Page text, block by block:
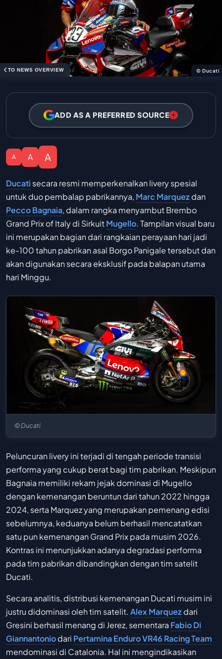
TO NEWS OVERVIEW © Ducati
ADD AS A PREFERRED SOURCE
A A A
Ducati secara resmi memperkenalkan livery spesial
untuk duo pembalap pabrikannya, Marc Marquezdan
Pecco Bagnaia, dalam rangka menyambut Brembo
Grand Prix of Italy di SirkuitMugello. Tampilan visual baru
ini merupakan bagian dari rangkaian perayaan hari jadi
ke-100 tahun pabrikan asal Borgo Panigale tersebut dan
akan digunakan secara eksklusif pada balapan utama
hari Minggu.
© Ducati
Peluncuran livery ini terjadi di tengah periode transisi
performa yang cukup berat bagi tim pabrikan. Meskipun
Bagnaia memiliki rekam jejak dominasi di Mugello
dengan kemenangan beruntun dari tahun 2022 hingga
2024, serta Marquez yang merupakan pemenang edisi
sebelumnya, keduanya belum berhasil mencatatkan
satu pun kemenangan Grand Prix pada musim 2026.
Kontras ini menunjukkan adanya degradasi performa
pada tim pabrikan dibandingkan dengan tim satelit
Ducati.
Secara analitis, distribusi kemenangan Ducati musim ini
justru didominasi oleh tim satelit. Alex Marquezdari
Gresini berhasil menang di Jerez, sementara Fabio Di
Giannantoniodari Pertamina Enduro VR46 Racing Team
mendominasi di Catalonia. Hal ini mengindikasikan